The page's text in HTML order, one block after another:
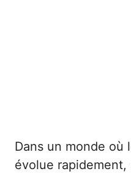
Dans un monde où
évolue rapidement,